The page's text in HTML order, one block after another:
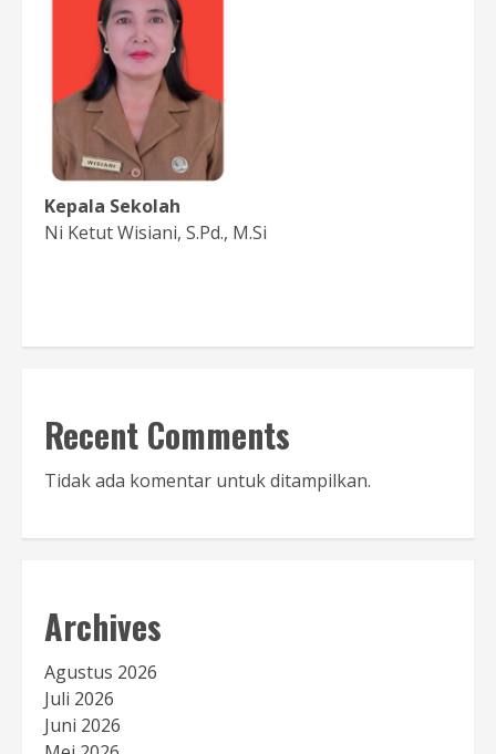
Kepala Sekolah
Ni Ketut Wisiani, S.Pd., M.Si
Recent Comments
Tidak ada komentar untuk ditampilkan.
Archives
Agustus 2026
Juli 2026
Juni 2026